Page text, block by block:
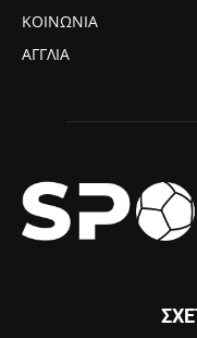
ΚΟΙΝΩΝΙΑ
ΑΓΓΛΙΑ